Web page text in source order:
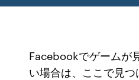
Facebookでゲームが
い場合は、ここで見